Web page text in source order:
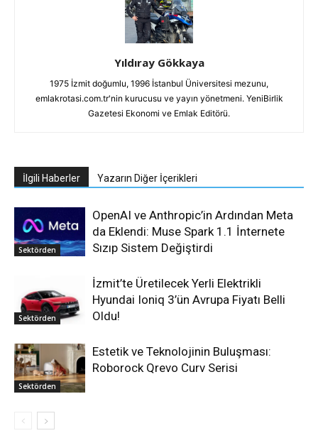
Yıldıray Gökkaya
1975 İzmit doğumlu, 1996 İstanbul Üniversitesi mezunu,
emlakrotasi.com.tr'nin kurucusu ve yayın yönetmeni. YeniBirlik
Gazetesi Ekonomi ve Emlak Editörü.
İlgili Haberler Yazarın Diğer İçerikleri
Sektörden
OpenAI ve Anthropic’in Ardından Meta
da Eklendi: Muse Spark 1.1 İnternete
Sızıp Sistem Değiştirdi
Sektörden
İzmit’te Üretilecek Yerli Elektrikli
Hyundai Ioniq 3’ün Avrupa Fiyatı Belli
Oldu!
Sektörden
Estetik ve Teknolojinin Buluşması:
Roborock Qrevo Curv Serisi